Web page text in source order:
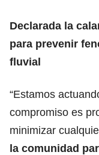
Declarada la
para prevenir
fluvial
“Estamos
compromiso es
minimizar
la comunidad